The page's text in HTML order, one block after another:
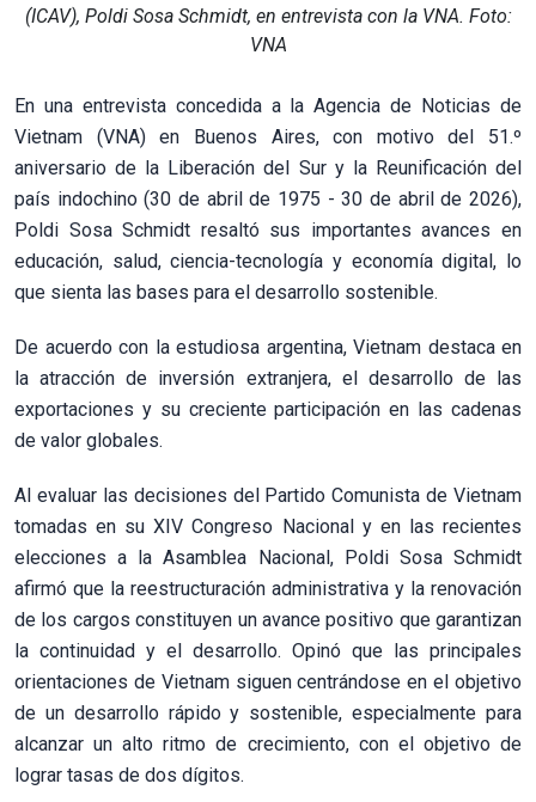
(ICAV), Poldi Sosa Schmidt, en entrevista con la VNA. Foto:
VNA
En una entrevista concedida a la Agencia de Noticias de
Vietnam (VNA) en Buenos Aires, con motivo del 51.º
aniversario de la Liberación del Sur y la Reunificación del
país indochino (30 de abril de 1975 - 30 de abril de 2026),
Poldi Sosa Schmidt resaltó sus importantes avances en
educación, salud, ciencia-tecnología y economía digital, lo
que sienta las bases para el desarrollo sostenible.
De acuerdo con la estudiosa argentina, Vietnam destaca en
la atracción de inversión extranjera, el desarrollo de las
exportaciones y su creciente participación en las cadenas
de valor globales.
Al evaluar las decisiones del Partido Comunista de Vietnam
tomadas en su XIV Congreso Nacional y en las recientes
elecciones a la Asamblea Nacional, Poldi Sosa Schmidt
afirmó que la reestructuración administrativa y la renovación
de los cargos constituyen un avance positivo que garantizan
la continuidad y el desarrollo. Opinó que las principales
orientaciones de Vietnam siguen centrándose en el objetivo
de un desarrollo rápido y sostenible, especialmente para
alcanzar un alto ritmo de crecimiento, con el objetivo de
lograr tasas de dos dígitos.